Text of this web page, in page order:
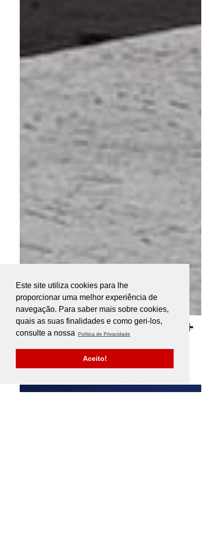
Este site utiliza cookies para lhe
proporcionar uma melhor experiência de
navegação. Para saber mais sobre cookies,
quais as suas finalidades e como geri-los,
consulte a nossa
Política de Privacidade
Aceito!
CASA PEREIRAS 3